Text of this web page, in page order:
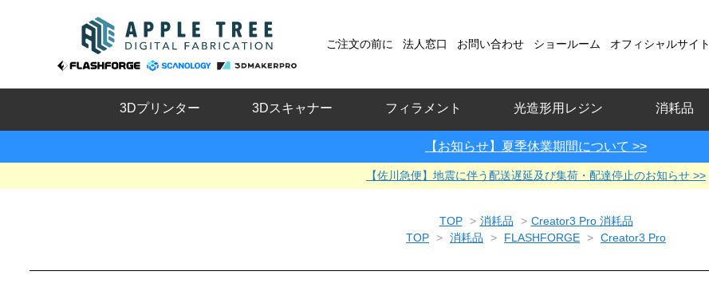
ご注文の前に 法人窓口 お問い合わせ ショールーム オフィシャルサイト
3Dプリンター 3Dスキャナー フィラメント 光造形用レジン 消耗品
【お知らせ】夏季休業期間について >>
【佐川急便】地震に伴う配送遅延及び集荷・配達停止のお知らせ >>
TOP > 消耗品 > Creator3 Pro 消耗品
TOP > 消耗品 > FLASHFORGE > Creator3 Pro